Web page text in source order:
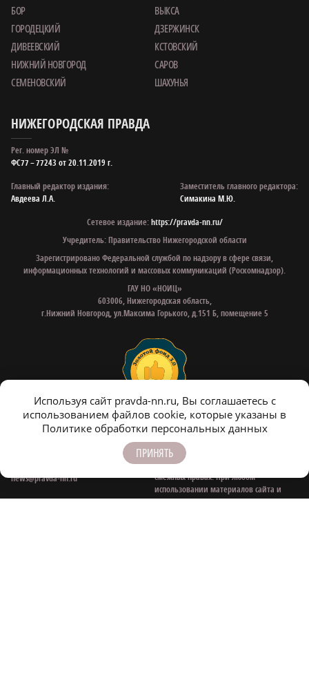
БОР
ВЫКСА
ГОРОДЕЦКИЙ
ДЗЕРЖИНСК
ДИВЕЕВСКИЙ
КСТОВСКИЙ
НИЖНИЙ НОВГОРОД
САРОВ
СЕМЕНОВСКИЙ
ШАХУНЬЯ
НИЖЕГОРОДСКАЯ ПРАВДА
Рег. номер ЭЛ №
ФС77 – 77243 от 20.11.2019 г.
Главный редактор издания:
Авдеева Л.А.
Заместитель главного редактора:
Симакина М.Ю.
Сетевое издание:https://pravda-nn.ru/
Учредитель: Правительство Нижегородской области
Зарегистрировано Федеральной службой по надзору в сфере связи,
информационных технологий и массовых коммуникаций (Роскомнадзор).
ГАУ НО «НОИЦ»
603006, Нижегородская область,
г.Нижний Новгород, ул.Максима Горького, д.151 Б, помещение 5
Контактные e‑mail
news@pravda-nn.ru
Рекламный отдел:
Все права на материалы, находящиеся
на сайте www.pravda-nn.ru, охраняются
в соответствии с законодательством РФ,
в том числе, об авторском праве и
смежных правах. При любом
использовании материалов сайта и
сателлитных проектов, гиперссылка
Используя сайт pravda-nn.ru, Вы соглашаетесь с
использованием файлов cookie, которые указаны в
Политике обработки персональных данных
ПРИНЯТЬ